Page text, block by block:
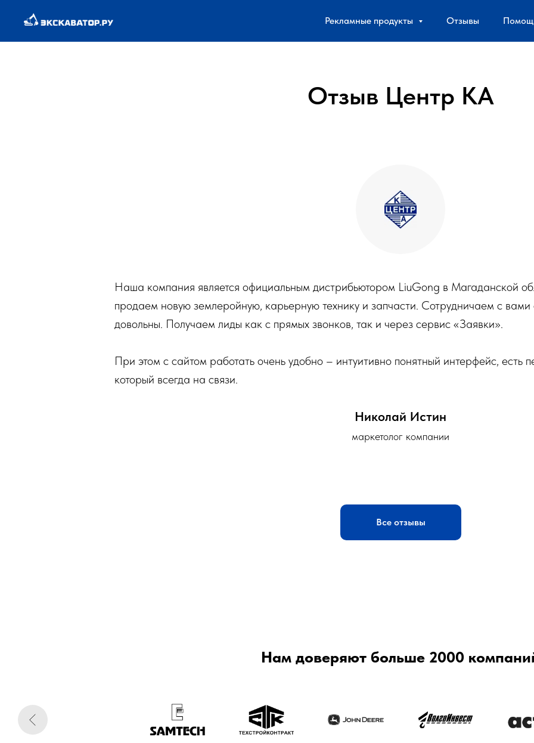
Рекламные продукты Отзывы
Отзыв Центр КА
Наша компания является официальным дистрибьютором LiuGong в Магаданской
продаем новую землеройную, карьерную технику и запчасти. Сотрудничаем с
довольны. Получаем лиды как с прямых звонков, так и через сервис «Заявки».
При этом с сайтом работать очень удобно – интуитивно понятный интерфейс, есть
который всегда на связи.
Николай Истин
маркетолог компании
Все отзывы
Нам доверяют больше 2000